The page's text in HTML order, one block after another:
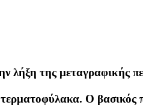
λήξη της μεταγραφικής
Ο βασικός